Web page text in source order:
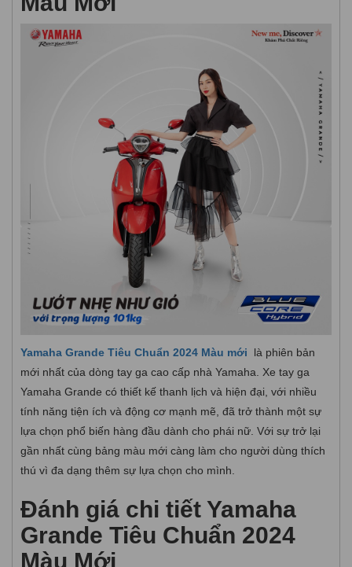
Yamaha Grande Tiêu Chuẩn 2024 Màu mới là phiên bản
mới nhất của dòng tay ga cao cấp nhà Yamaha. Xe tay ga
Yamaha Grande có thiết kế thanh lịch và hiện đại, với nhiều
tính năng tiện ích và động cơ mạnh mẽ, đã trở thành một sự
lựa chọn phổ biến hàng đầu dành cho phái nữ. Với sự trở lại
gần nhất cùng bảng màu mới càng làm cho người dùng thích
thú vì đa dạng thêm sự lựa chọn cho mình.
Đánh giá chi tiết Yamaha
Grande Tiêu Chuẩn 2024
Màu Mới